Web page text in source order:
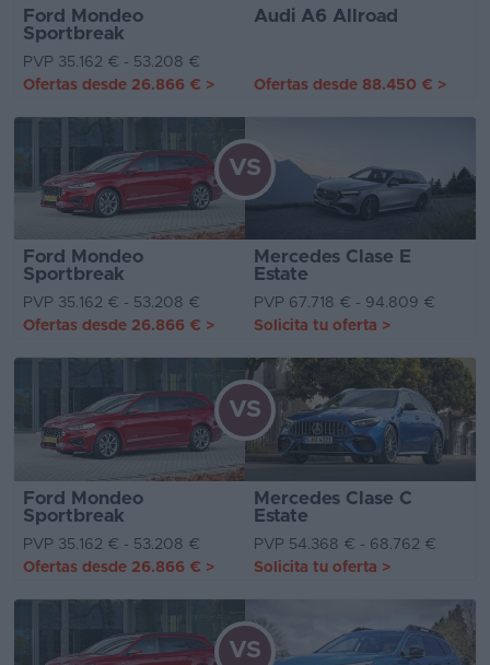
Ford Mondeo
Sportbreak
Audi A6 Allroad
PVP 35.162 € - 53.208 €
Ofertas desde 26.866 € > Ofertas desde 88.450 € >
Ford Mondeo
Sportbreak
Mercedes Clase E
Estate
VS
PVP 35.162 € - 53.208 €
PVP 67.718 € - 94.809 €
Ofertas desde 26.866 € > Solicita tu oferta >
Ford Mondeo
Sportbreak
Mercedes Clase C
Estate
VS
PVP 35.162 € - 53.208 €
PVP 54.368 € - 68.762 €
Ofertas desde 26.866 € > Solicita tu oferta >
VS